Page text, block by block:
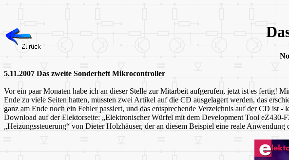
5.11.2007 Das zweite Sonderheft Mikrocontroller
Vor ein paar Monaten habe ich an dieser Stelle zur Mitarbeit aufgerufen, jetzt ist es fertig!
Ende zu viele Seiten hatten, mussten zwei Artikel auf die CD ausgelagert werden, das
ganz am Ende noch ein Fehler passiert, und das entsprechende Verzeichnis auf der CD ist
Download auf der Elektorseite: „Elektronischer Würfel mit dem Development Tool
„Heizungssteuerung“ von Dieter Holzhäuser, der an diesem Beispiel eine reale